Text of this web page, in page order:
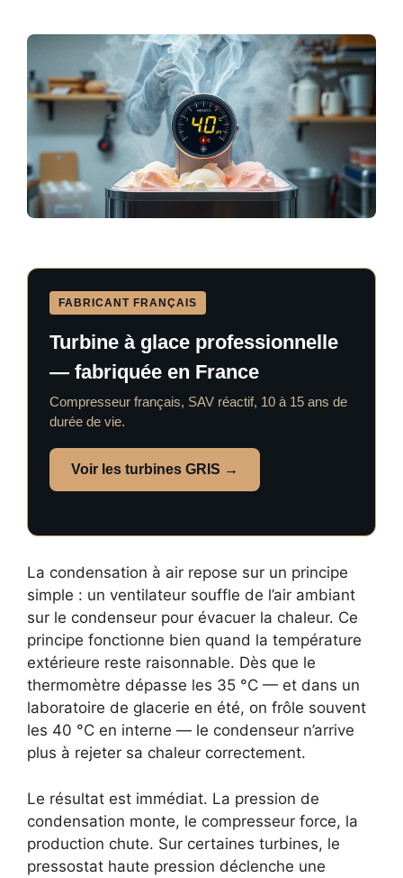
FABRICANT FRANÇAIS
Turbine à glace professionnelle
— fabriquée en France
Compresseur français, SAV réactif, 10 à 15 ans de
durée de vie.
Voir les turbines GRIS →
La condensation à air repose sur un principe
simple : un ventilateur souffle de l’air ambiant
sur le condenseur pour évacuer la chaleur. Ce
principe fonctionne bien quand la température
extérieure reste raisonnable. Dès que le
thermomètre dépasse les 35 °C — et dans un
laboratoire de glacerie en été, on frôle souvent
les 40 °C en interne — le condenseur n’arrive
plus à rejeter sa chaleur correctement.
Le résultat est immédiat. La pression de
condensation monte, le compresseur force, la
production chute. Sur certaines turbines, le
pressostat haute pression déclenche une